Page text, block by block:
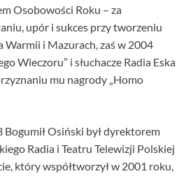
Osobowości Roku – za
upór i sukces przy tworzeniu
Warmii i Mazurach, zaś w 2004
Wieczoru” i słuchacze Radia Eska
mu nagrody „Homo
Osiński był dyrektorem
Radia i Teatru Telewizji Polskiej
który współtworzył w 2001 roku,